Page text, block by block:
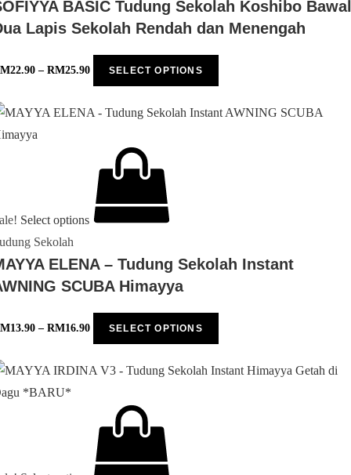
BASIC Tudung Sekolah Koshibo Bawal
Lapis Sekolah Rendah dan Menengah
22.90 – RM25.90 SELECT OPTIONS
Select options
Sekolah
ELENA – Tudung Sekolah Instant
SCUBA Himayya
13.90 – RM16.90 SELECT OPTIONS